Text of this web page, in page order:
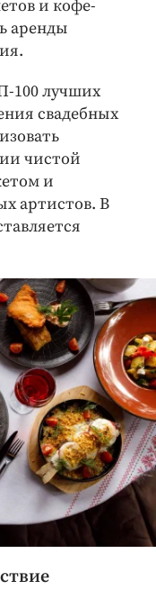
и кофе-
аренды
100 лучших
свадебных
чистой
и
артистов. В